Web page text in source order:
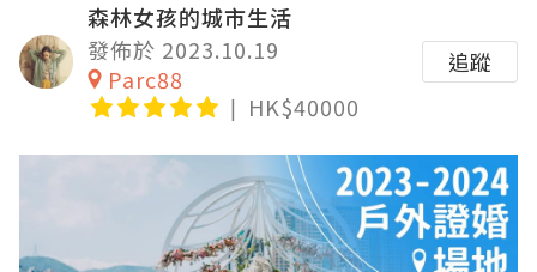
森林女孩的城市生活
發佈於 2023.10.19
Parc88
HK$40000
追蹤